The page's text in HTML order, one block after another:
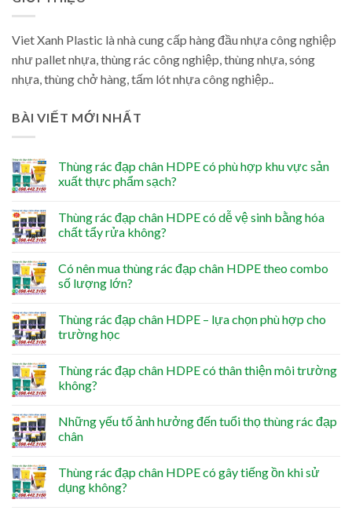
Viet Xanh Plastic là nhà cung cấp hàng đầu nhựa công nghiệp
như pallet nhựa, thùng rác công nghiệp, thùng nhựa, sóng
nhựa, thùng chở hàng, tấm lót nhựa công nghiệp..
BÀI VIẾT MỚI NHẤT
Thùng rác đạp chân HDPE có phù hợp khu vực sản
xuất thực phẩm sạch?
Thùng rác đạp chân HDPE có dễ vệ sinh bằng hóa
chất tẩy rửa không?
Có nên mua thùng rác đạp chân HDPE theo combo
số lượng lớn?
Thùng rác đạp chân HDPE – lựa chọn phù hợp cho
trường học
Thùng rác đạp chân HDPE có thân thiện môi trường
không?
Những yếu tố ảnh hưởng đến tuổi thọ thùng rác đạp
chân
Thùng rác đạp chân HDPE có gây tiếng ồn khi sử
dụng không?